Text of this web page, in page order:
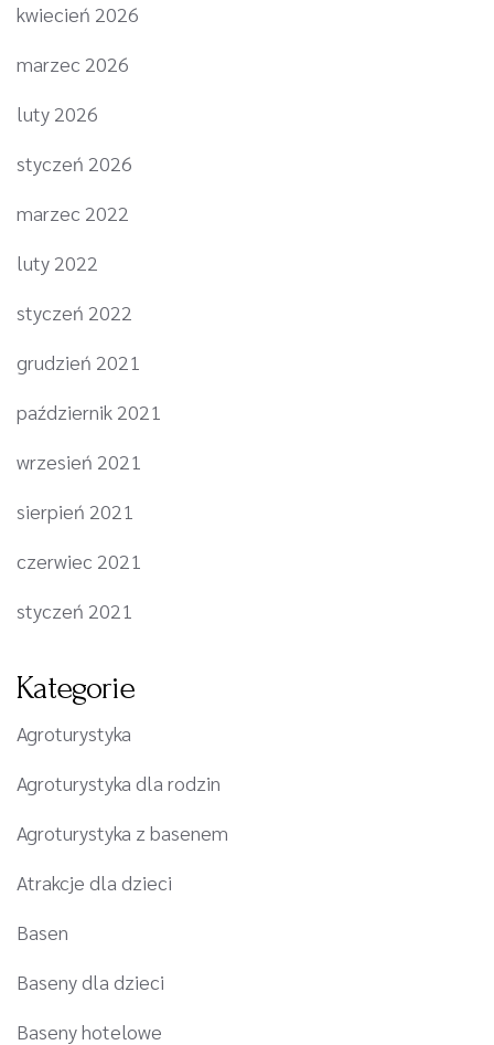
kwiecień 2026
marzec 2026
luty 2026
styczeń 2026
marzec 2022
luty 2022
styczeń 2022
grudzień 2021
październik 2021
wrzesień 2021
sierpień 2021
czerwiec 2021
styczeń 2021
Kategorie
Agroturystyka
Agroturystyka dla rodzin
Agroturystyka z basenem
Atrakcje dla dzieci
Basen
Baseny dla dzieci
Baseny hotelowe